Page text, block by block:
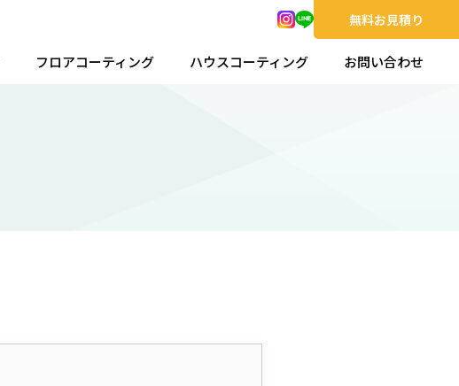
無料お見積り
フロアコーティング ハウスコーティング お問い合わせ